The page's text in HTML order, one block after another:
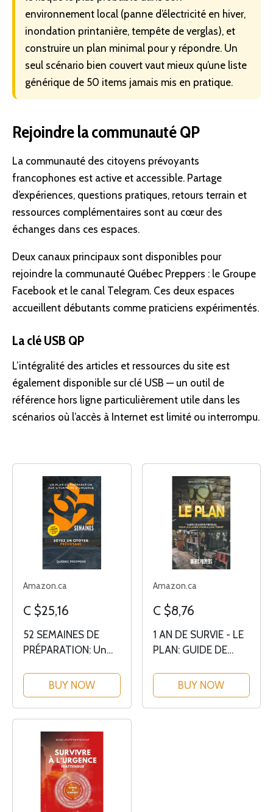
environnement local (panne d’électricité en hiver,
inondation printanière, tempête de verglas), et
construire un plan minimal pour y répondre. Un
seul scénario bien couvert vaut mieux qu’une liste
générique de 50 items jamais mis en pratique.
Rejoindre la communauté QP
La communauté des citoyens prévoyants
francophones est active et accessible. Partage
d’expériences, questions pratiques, retours terrain et
ressources complémentaires sont au cœur des
échanges dans ces espaces.
Deux canaux principaux sont disponibles pour
rejoindre la communauté Québec Preppers : le Groupe
Facebook et le canal Telegram. Ces deux espaces
accueillent débutants comme praticiens expérimentés.
La clé USB QP
L’intégralité des articles et ressources du site est
également disponible sur clé USB — un outil de
référence hors ligne particulièrement utile dans les
scénarios où l’accès à Internet est limité ou interrompu.
Amazon.ca
C $25,16
52 SEMAINES DE
PRÉPARATION: Un
aux situations
d’urgence
BUY NOW
Amazon.ca
C $8,76
1 AN DE SURVIE - LE
PLAN: GUIDE DE
POUR LA
PLANIFICATION À
LONG TERME
BUY NOW